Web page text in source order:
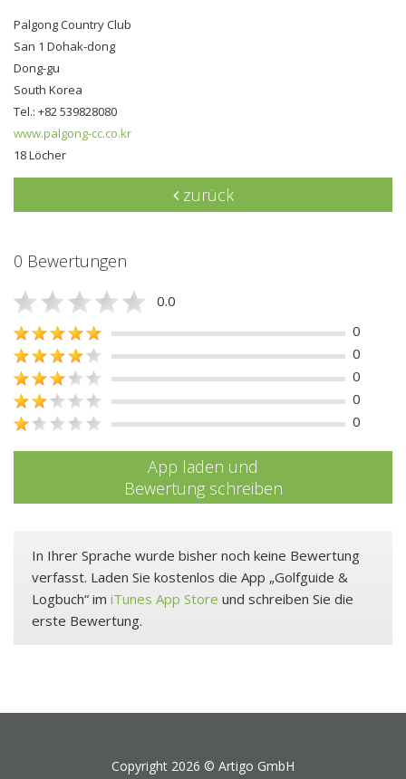
Palgong Country Club
San 1 Dohak-dong
Dong-gu
South Korea
Tel.: +82 539828080
www.palgong-cc.co.kr
18 Löcher
zurück
0 Bewertungen
0.0
0
0
0
0
0
App laden und
Bewertung schreiben
In Ihrer Sprache wurde bisher noch keine Bewertung
verfasst. Laden Sie kostenlos die App „Golfguide &
Logbuch“ im iTunes App Store und schreiben Sie die
erste Bewertung.
Copyright 2026 © Artigo GmbH